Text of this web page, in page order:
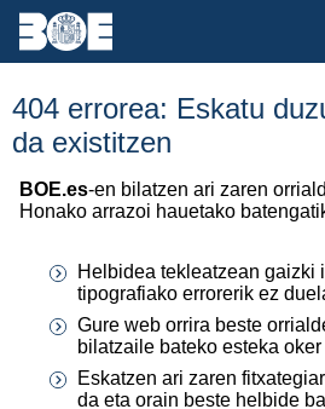
404 errorea: Eskatu
da existitzen
BOE.es-en bilatzen ari zaren
Honako arrazoi hauetako
Helbidea tekleatzean gaizki
tipografiako errorerik ez
Gure web orrira beste
bilatzaile bateko esteka
Eskatzen ari zaren
da eta orain beste helbide